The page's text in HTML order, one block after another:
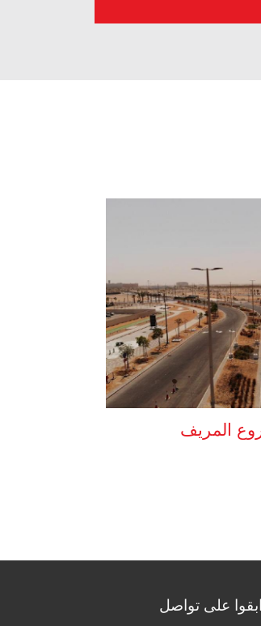
المريف
ابقوا على تواصل